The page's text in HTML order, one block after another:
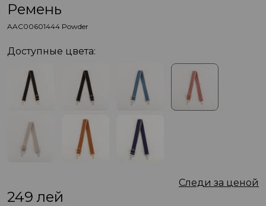
Ремень
AAC00601444 Powder
Доступные цвета:
Следи за ценой
249лей